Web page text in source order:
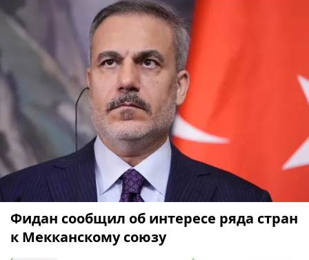
Фидан сообщил об интересе ряда стран
к Мекканскому союзу